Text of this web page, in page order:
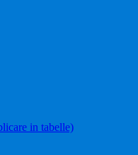
in tabelle)